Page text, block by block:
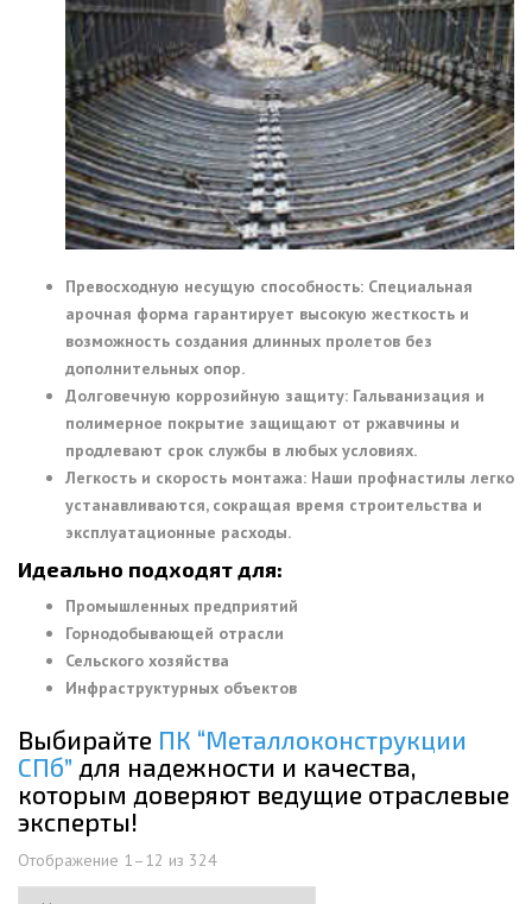
Превосходную несущую способность: Специальная
арочная форма гарантирует высокую жесткость и
возможность создания длинных пролетов без
дополнительных опор.
Долговечную коррозийную защиту: Гальванизация и
полимерное покрытие защищают от ржавчины и
продлевают срок службы в любых условиях.
Легкость и скорость монтажа: Наши профнастилы легко
устанавливаются, сокращая время строительства и
эксплуатационные расходы.
Идеально подходят для:
Промышленных предприятий
Горнодобывающей отрасли
Сельского хозяйства
Инфраструктурных объектов
Выбирайте ПК “Металлоконструкции
СПб” для надежности и качества,
которым доверяют ведущие отраслевые
эксперты!
Отображение 1–12 из 324